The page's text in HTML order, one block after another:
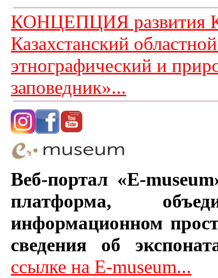
КОНЦЕПЦИЯ развития
Казахстанский
этнографический и
заповедник»...
Веб-портал «E-
платформа,
информационном
сведения об
ссылке на E-museum...